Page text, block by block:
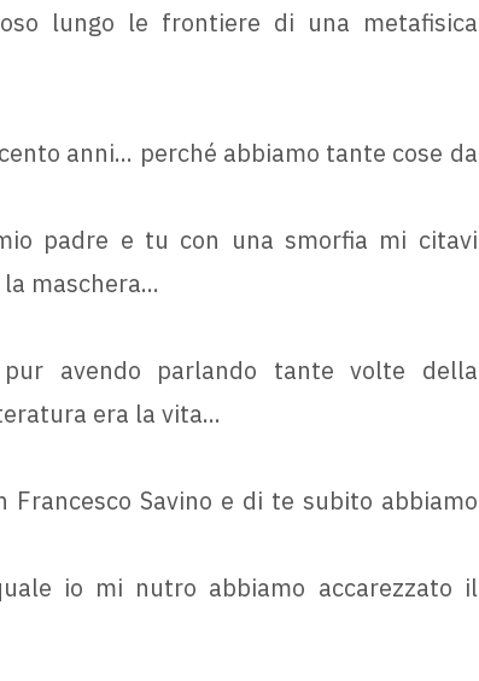
lungo le frontiere di una metafisica
anni... perché abbiamo tante cose da
padre e tu con una smorfia mi citavi
maschera...
avendo parlando tante volte della
era la vita...
Savino e di te subito abbiamo
io mi nutro abbiamo accarezzato il